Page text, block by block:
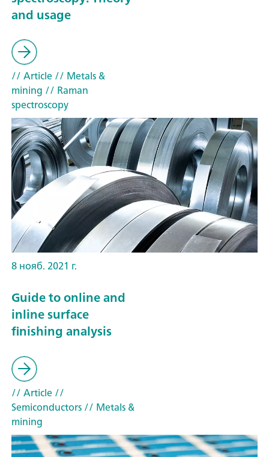
and usage
// Article// Metals &
mining // Raman
spectroscopy
8 нояб. 2021 г.
Guide to online and
inline surface
finishing analysis
// Article//
Semiconductors// Metals &
mining